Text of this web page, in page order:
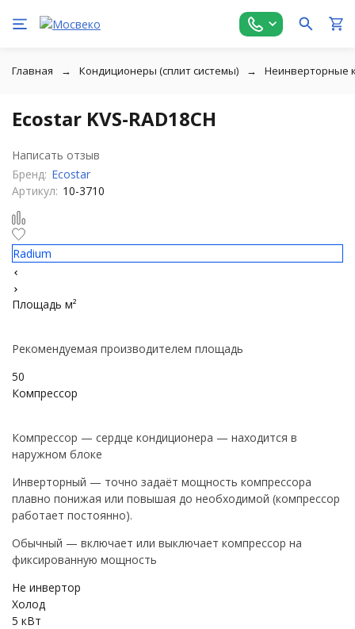
Главная Кондиционеры (сплит системы) Неинверторные
Ecostar KVS-RAD18CH
Написать отзыв
Бренд: Ecostar
Артикул: 10-3710
Radium
Площадь м²
Рекомендуемая производителем площадь
50
Компрессор
Компрессор — сердце кондиционера — находится в
наружном блоке
Инверторный — точно задаёт мощность компрессора
плавно понижая или повышая до необходимой (компрессор
работает постоянно).
Обычный — включает или выключает компрессор на
фиксированную мощность
Не инвертор
Холод
5 кВт